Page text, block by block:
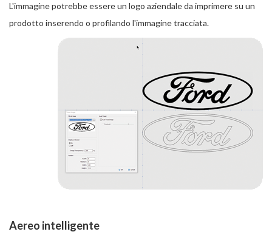
L'immagine potrebbe essere un logo aziendale da imprimere su un
prodotto inserendo o profilando l'immagine tracciata.
Aereo intelligente